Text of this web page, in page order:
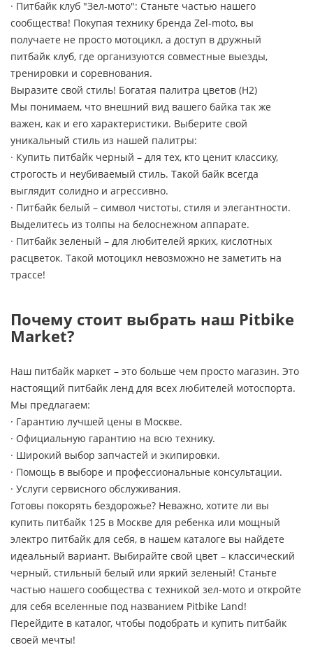
· Питбайк клуб "Зел-мото": Станьте частью нашего
сообщества! Покупая технику бренда Zel-moto, вы
получаете не просто мотоцикл, а доступ в дружный
питбайк клуб, где организуются совместные выезды,
тренировки и соревнования.
Выразите свой стиль! Богатая палитра цветов (H2)
Мы понимаем, что внешний вид вашего байка так же
важен, как и его характеристики. Выберите свой
уникальный стиль из нашей палитры:
· Купить питбайк черный – для тех, кто ценит классику,
строгость и неубиваемый стиль. Такой байк всегда
выглядит солидно и агрессивно.
· Питбайк белый – символ чистоты, стиля и элегантности.
Выделитесь из толпы на белоснежном аппарате.
· Питбайк зеленый – для любителей ярких, кислотных
расцветок. Такой мотоцикл невозможно не заметить на
трассе!
Почему стоит выбрать наш Pitbike
Market?
Наш питбайк маркет – это больше чем просто магазин. Это
настоящий питбайк ленд для всех любителей мотоспорта.
Мы предлагаем:
· Гарантию лучшей цены в Москве.
· Официальную гарантию на всю технику.
· Широкий выбор запчастей и экипировки.
· Помощь в выборе и профессиональные консультации.
· Услуги сервисного обслуживания.
Готовы покорять бездорожье? Неважно, хотите ли вы
купить питбайк 125 в Москве для ребенка или мощный
электро питбайк для себя, в нашем каталоге вы найдете
идеальный вариант. Выбирайте свой цвет – классический
черный, стильный белый или яркий зеленый! Станьте
частью нашего сообщества с техникой зел-мото и откройте
для себя вселенные под названием Pitbike Land!
Перейдите в каталог, чтобы подобрать и купить питбайк
своей мечты!